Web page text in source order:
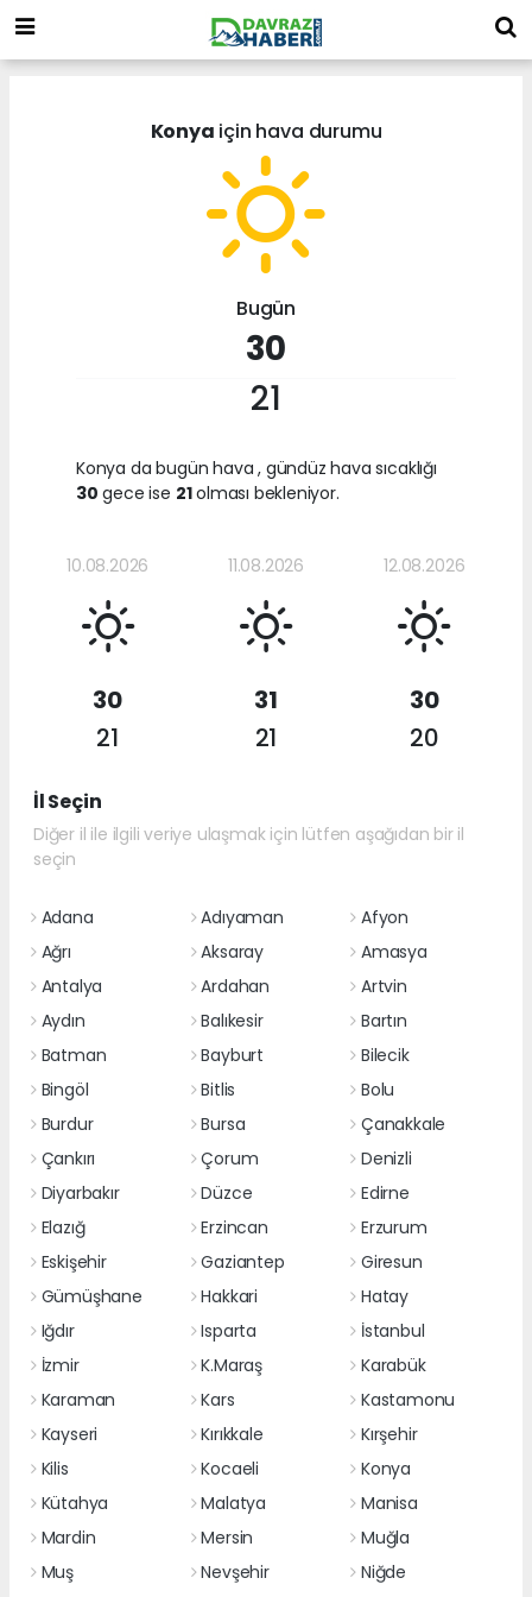
Konya için hava durumu
Bugün
30
21
Konya da bugün hava, gündüz hava sıcaklığı
30 gece ise 21olması bekleniyor.
10.08.2026
30
21
11.08.2026
31
21
12.08.2026
30
20
İl Seçin
Diğer il ile ilgili veriye ulaşmak için lütfen aşağıdan bir il
seçin
Adana Adıyaman
Afyon
Ağrı
Aksaray
Amasya
Antalya
Ardahan
Artvin
Aydın
Balıkesir
Bartın
Batman
Bayburt
Bilecik
Bingöl
Bitlis
Bolu
Burdur
Bursa
Çanakkale
Çankırı
Çorum
Denizli
Diyarbakır
Düzce
Edirne
Elazığ
Erzincan
Erzurum
Eskişehir
Gaziantep
Giresun
Gümüşhane
Hakkari
Hatay
Iğdır
Isparta
İstanbul
İzmir
K.Maraş
Karabük
Karaman
Kars
Kastamonu
Kayseri
Kırıkkale
Kırşehir
Kilis
Kocaeli
Konya
Kütahya
Malatya
Manisa
Mardin
Mersin
Muğla
Muş
Nevşehir
Niğde